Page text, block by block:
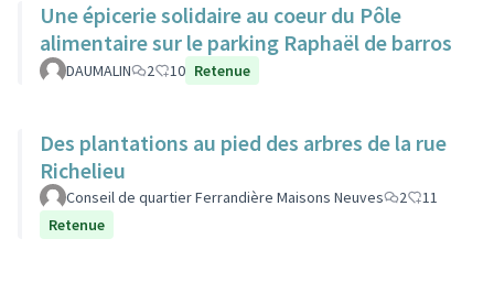
Une épicerie solidaire au coeur du Pôle
alimentaire sur le parking Raphaël de barros
DAUMALIN 2 10 Retenue
Des plantations au pied des arbres de la rue
Richelieu
Conseil de quartier Ferrandière Maisons Neuves 2
11
Retenue